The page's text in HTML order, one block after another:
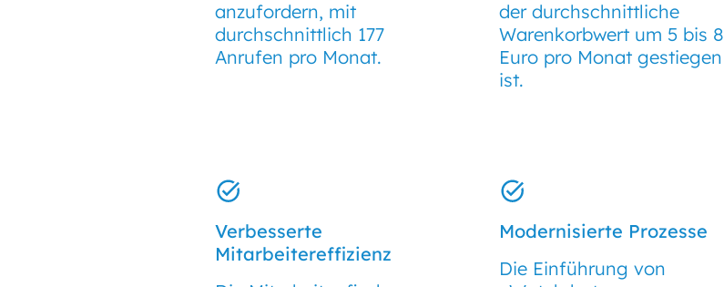
anzufordern, mit
durchschnittlich 177
Anrufen pro Monat.
der durchschnittliche
Warenkorbwert um 5 bis 8
Euro pro Monat gestiegen
ist.
Verbesserte
Mitarbeitereffizienz
Modernisierte Prozesse
Die Einführung von